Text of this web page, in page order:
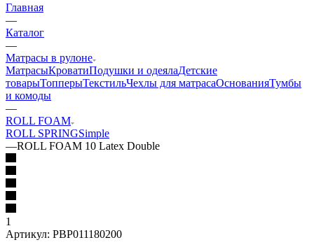
Главная
—
Каталог
—
Матрасы в рулоне
МатрасыКроватиПодушки и одеялаДетские
товарыТопперыТекстильЧехлы для матрасаОснованияТумбы
и комоды
—
ROLL FOAM
ROLL SPRINGSimple
—ROLL FOAM 10 Latex Double
1
Артикул: PBP011180200